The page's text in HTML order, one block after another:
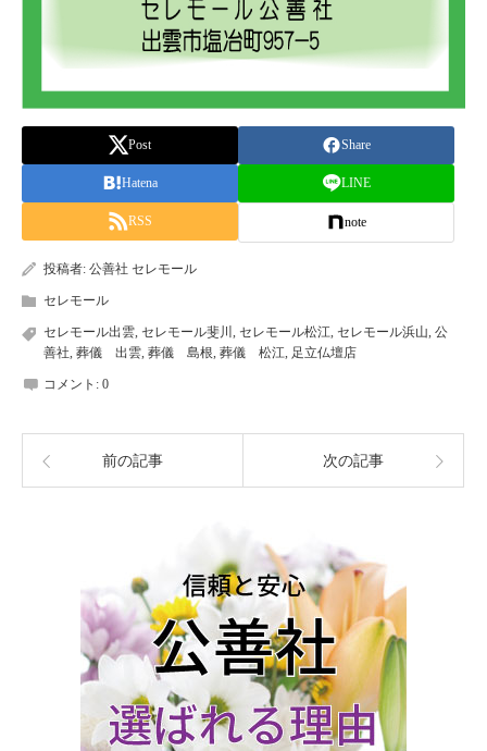
Post Share
Hatena LINE
RSS note
投稿者: 公善社 セレモール
セレモール
セレモール出雲 セレモール斐川 セレモール松江 セレモール浜山 公
善社 葬儀 出雲 葬儀 島根 葬儀 松江 足立仏壇店
コメント: 0
前の記事 次の記事